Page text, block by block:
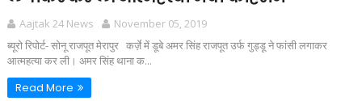
Aajtak 24 News
November 05, 2019
ब्यूरो रिपोर्ट- सोनू राजपूत मेरापुर कर्ज़े में डूबे अमर सिंह राजपूत उर्फ गुड्डू ने फांसी लगाकर
आत्महत्या कर ली। अमर सिंह थाना क...
Read More